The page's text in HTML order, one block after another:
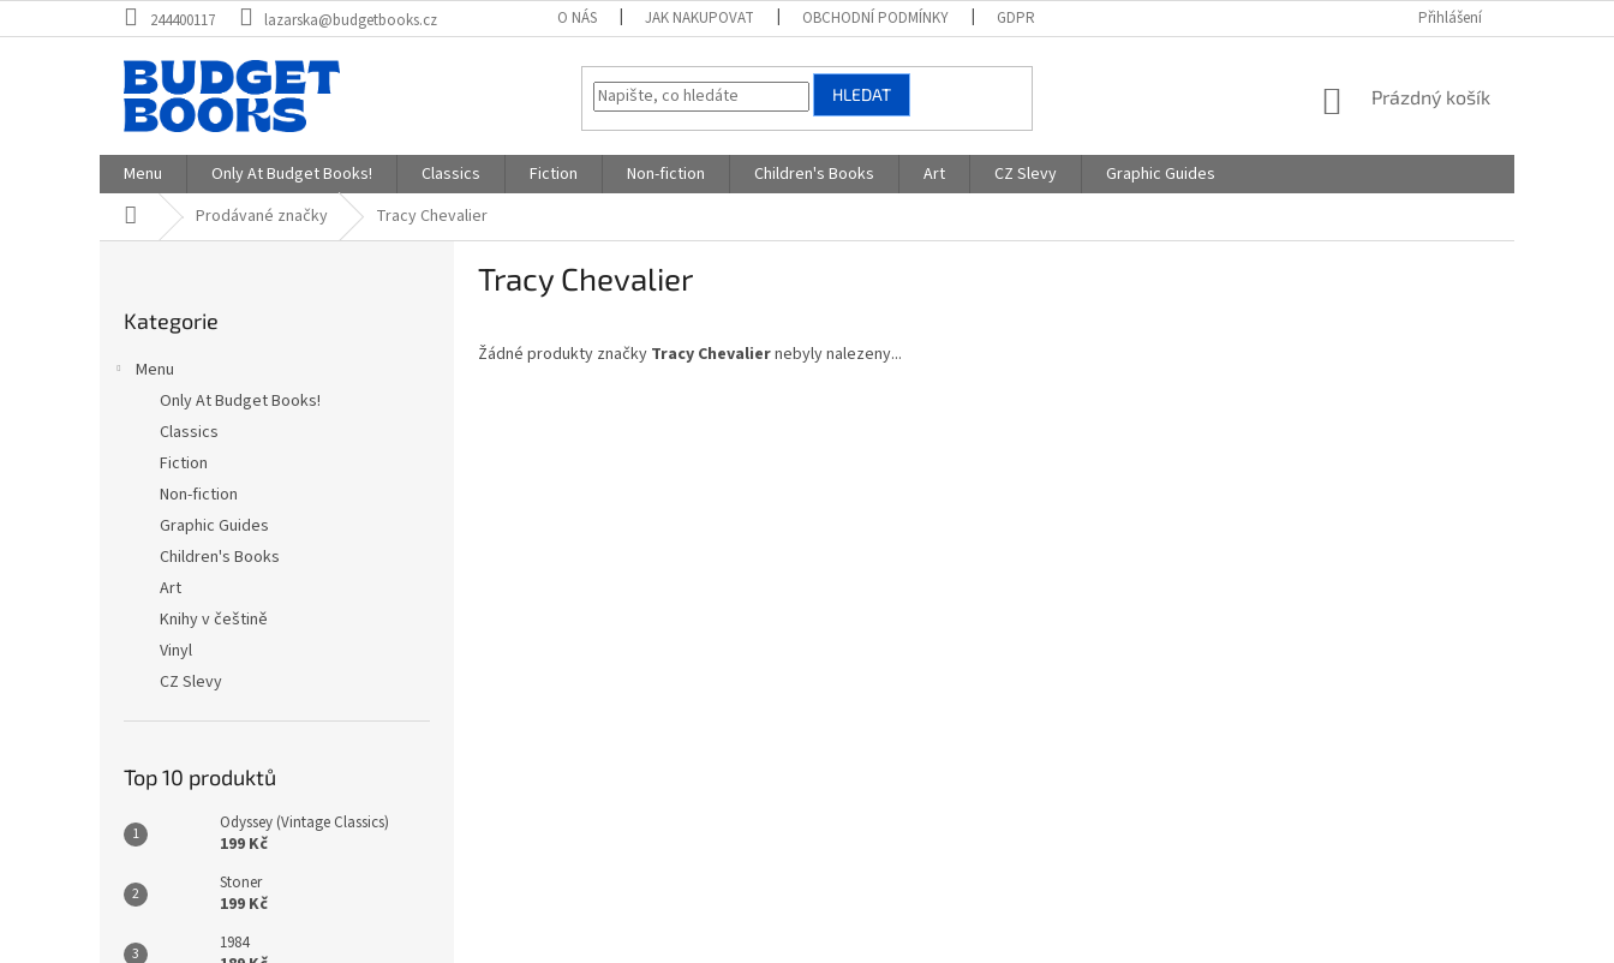
na
244400117 lazarska@budgetbooks.cz O NÁS JAK NAKUPOVAT OBCHODNÍ PODMÍNKY GDPR Přihlášení
HLEDAT
NÁKUPNÍ
Prázdný košík
Menu Only At Budget Books! Classics Fiction Non-fiction Children's Books Art CZ Slevy
Graphic Guides
Domů Prodávané značky Tracy Chevalier
kategorie
Kategorie
Menu
Only At Budget Books!
Classics
Fiction
Non-fiction
Graphic Guides
Children's Books
Art
Knihy v češtině
Vinyl
CZ Slevy
Top 10 produktů
Odyssey (Vintage Classics)
199 Kč
Stoner
199 Kč
1984
Tracy Chevalier
Žádné produkty značky Tracy Chevaliernebyly nalezeny...